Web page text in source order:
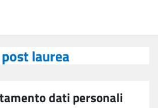
laurea
dati personali